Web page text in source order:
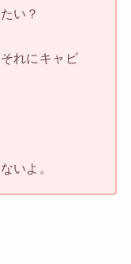
い？
れにキャビ
いよ。